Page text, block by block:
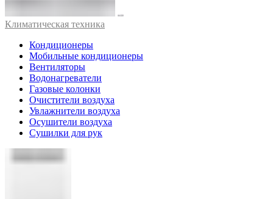
Климатическая техника
Кондиционеры
Мобильные кондиционеры
Вентиляторы
Водонагреватели
Газовые колонки
Очистители воздуха
Увлажнители воздуха
Осушители воздуха
Сушилки для рук